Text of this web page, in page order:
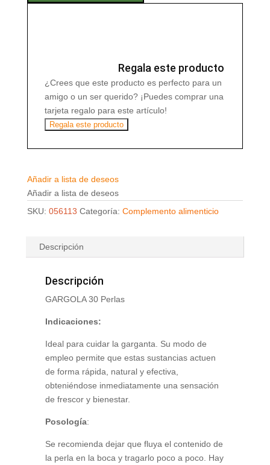
Regala este producto
¿Crees que este producto es perfecto para un
amigo o un ser querido? ¡Puedes comprar una
tarjeta regalo para este artículo!
Regala este producto
Añadir a lista de deseos
Añadir a lista de deseos
SKU: 056113 Categoría: Complemento alimenticio
Descripción
Descripción
GARGOLA 30 Perlas
Indicaciones:
Ideal para cuidar la garganta. Su modo de
empleo permite que estas sustancias actuen
de forma rápida, natural y efectiva,
obteniéndose inmediatamente una sensación
de frescor y bienestar.
Posología:
Se recomienda dejar que fluya el contenido de
la perla en la boca y tragarlo poco a poco. Hay